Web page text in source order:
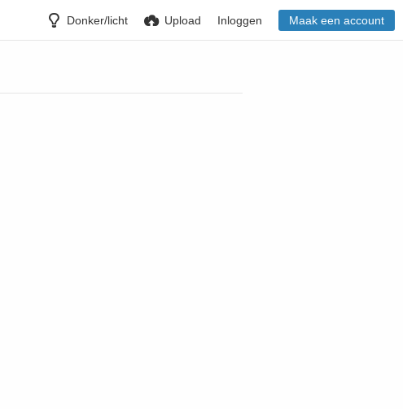
Donker/licht Upload Inloggen Maak een account